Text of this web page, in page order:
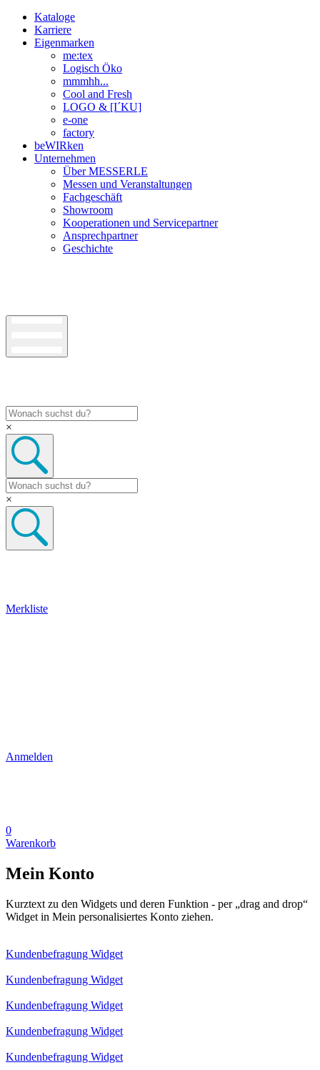
Kataloge
Karriere
Eigenmarken
me:tex
Logisch Öko
mmmhh...
Cool and Fresh
LOGO & [I´KU]
e-one
factory
beWIRken
Unternehmen
Über MESSERLE
Messen und Veranstaltungen
Fachgeschäft
Showroom
Kooperationen und Servicepartner
Ansprechpartner
Geschichte
×
×
Merkliste
Anmelden
0
Warenkorb
Mein Konto
Kurztext zu den Widgets und deren Funktion - per „drag and drop“
Widget in Mein personalisiertes Konto ziehen.
Kundenbefragung Widget
Kundenbefragung Widget
Kundenbefragung Widget
Kundenbefragung Widget
Kundenbefragung Widget